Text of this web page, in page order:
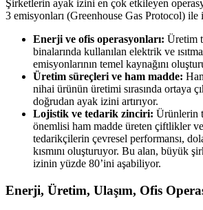
Şirketlerin ayak izini en çok etkileyen
3 emisyonları (Greenhouse Gas Protocol)
Enerji ve ofis operasyonları: Üretim
binalarında kullanılan elektrik ve
emisyonlarının temel kaynağını
Üretim süreçleri ve ham madde:
nihai ürünün üretimi sırasında ortaya
doğrudan ayak izini artırıyor.
Lojistik ve tedarik zinciri: Ürünlerin
önemlisi ham madde üreten çiftlikler
tedarikçilerin çevresel performansı,
kısmını oluşturuyor. Bu alan, büyük
izinin yüzde 80’ini aşabiliyor.
Enerji, Üretim, Ulaşım, Ofis